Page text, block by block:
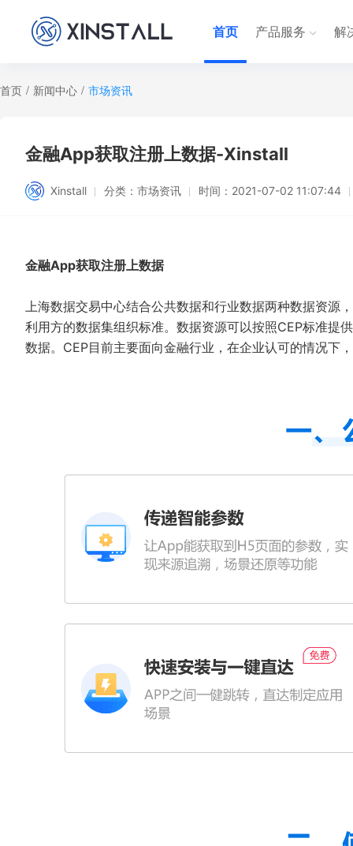
首页 产品服务 解
首页 / 新闻中心 / 市场资讯
金融App获取注册上数据-Xinstall
Xinstall 分类： 市场资讯 时间： 2021-07-02 11:07:44
金融App获取注册上数据
上海数据交易中心结合公共数据和行业数据两种数据资源
利用方的数据集组织标准。数据资源可以按照CEP标准提
数据。CEP目前主要面向金融行业，在企业认可的情况下